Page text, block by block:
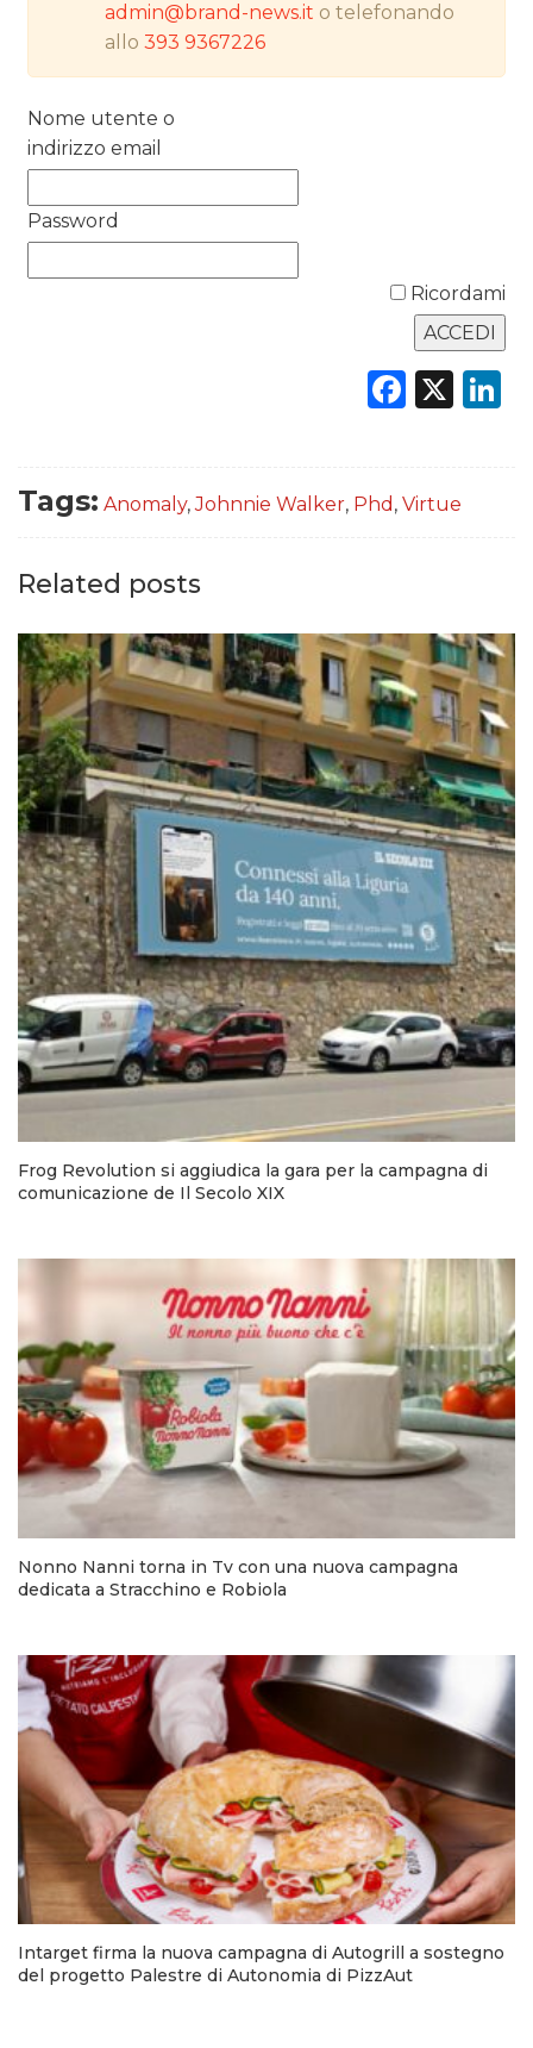
CASE HISTORY
admin@brand-news.it o telefonando
allo393 9367226
Nome utente o
indirizzo email
Password
Ricordami
X
Tags: Anomaly,Johnnie Walker, Phd , Virtue
Related posts
Frog Revolution si aggiudica la gara per la campagna di
comunicazione de Il Secolo XIX
Nonno Nanni torna in Tv con una nuova campagna
dedicata a Stracchino e Robiola
Intarget firma la nuova campagna di Autogrill a sostegno
del progetto Palestre di Autonomia di PizzAut